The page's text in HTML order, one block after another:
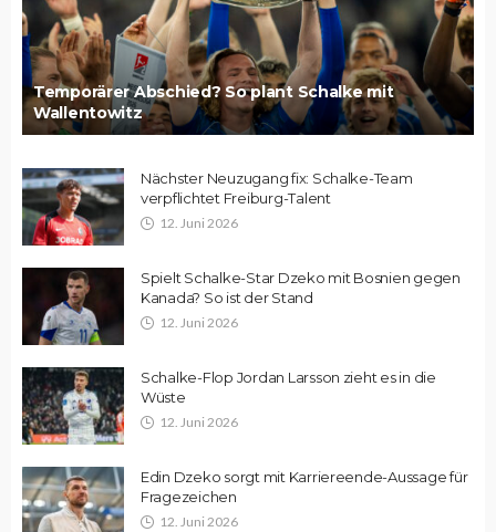
Temporärer Abschied? So plant Schalke mit
Wallentowitz
Nächster Neuzugang fix: Schalke-Team
verpflichtet Freiburg-Talent
12. Juni 2026
Spielt Schalke-Star Dzeko mit Bosnien gegen
Kanada? So ist der Stand
12. Juni 2026
Schalke-Flop Jordan Larsson zieht es in die
Wüste
12. Juni 2026
Edin Dzeko sorgt mit Karriereende-Aussage für
Fragezeichen
12. Juni 2026